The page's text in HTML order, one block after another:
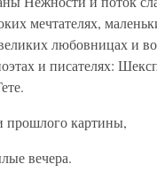
мечтателях,
любовницах и
и писателях:
прошлого картины,
вечера.